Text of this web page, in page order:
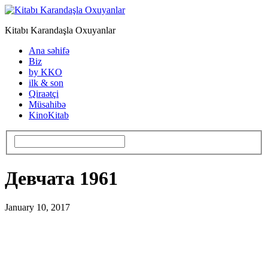
Kitabı Karandaşla Oxuyanlar
Ana səhifə
Biz
by KKO
ilk & son
Qiraətçi
Müsahibə
KinoKitab
Девчата 1961
January 10, 2017